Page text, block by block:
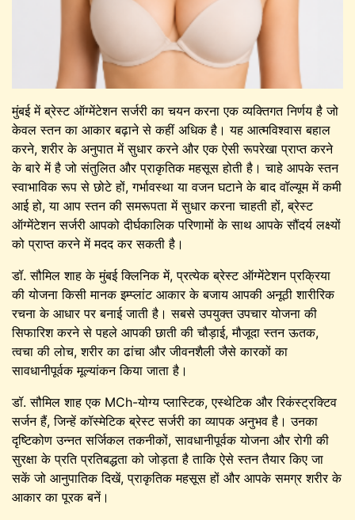
मुंबई में ब्रेस्ट ऑग्मेंटेशन सर्जरी का चयन करना एक व्यक्तिगत निर्णय है जो
केवल स्तन का आकार बढ़ाने से कहीं अधिक है। यह आत्मविश्वास बहाल
करने, शरीर के अनुपात में सुधार करने और एक ऐसी रूपरेखा प्राप्त करने
के बारे में है जो संतुलित और प्राकृतिक महसूस होती है। चाहे आपके स्तन
स्वाभाविक रूप से छोटे हों, गर्भावस्था या वजन घटाने के बाद वॉल्यूम में कमी
आई हो, या आप स्तन की समरूपता में सुधार करना चाहती हों, ब्रेस्ट
ऑग्मेंटेशन सर्जरी आपको दीर्घकालिक परिणामों के साथ आपके सौंदर्य लक्ष्यों
को प्राप्त करने में मदद कर सकती है।
डॉ. सौमिल शाह के मुंबई क्लिनिक में, प्रत्येक ब्रेस्ट ऑग्मेंटेशन प्रक्रिया
की योजना किसी मानक इम्प्लांट आकार के बजाय आपकी अनूठी शारीरिक
रचना के आधार पर बनाई जाती है। सबसे उपयुक्त उपचार योजना की
सिफारिश करने से पहले आपकी छाती की चौड़ाई, मौजूदा स्तन ऊतक,
त्वचा की लोच, शरीर का ढांचा और जीवनशैली जैसे कारकों का
सावधानीपूर्वक मूल्यांकन किया जाता है।
डॉ. सौमिल शाह एक MCh-योग्य प्लास्टिक, एस्थेटिक और रिकंस्ट्रक्टिव
सर्जन हैं, जिन्हें कॉस्मेटिक ब्रेस्ट सर्जरी का व्यापक अनुभव है। उनका
दृष्टिकोण उन्नत सर्जिकल तकनीकों, सावधानीपूर्वक योजना और रोगी की
सुरक्षा के प्रति प्रतिबद्धता को जोड़ता है ताकि ऐसे स्तन तैयार किए जा
सकें जो आनुपातिक दिखें, प्राकृतिक महसूस हों और आपके समग्र शरीर के
आकार का पूरक बनें।